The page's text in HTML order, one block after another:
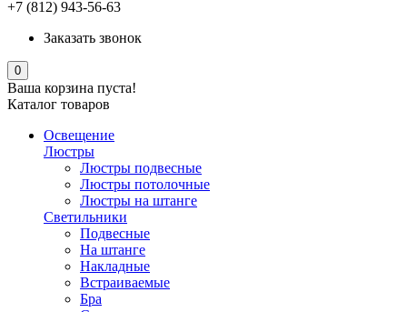
+7 (812) 943-56-63
Заказать звонок
0
Ваша корзина пуста!
Каталог товаров
Освещение
Люстры
Люстры подвесные
Люстры потолочные
Люстры на штанге
Светильники
Подвесные
На штанге
Накладные
Встраиваемые
Бра